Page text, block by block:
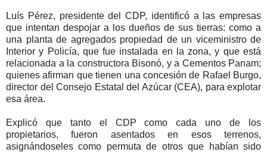
Luís Pérez, presidente del CDP, identificó a las empresas
que intentan despojar a los dueños de sus tierras: como a
una planta de agregados propiedad de un viceministro de
Interior y Policía, que fue instalada en la zona, y que está
relacionada a la constructora Bisonó, y a Cementos Panam;
quienes afirman que tienen una concesión de Rafael Burgo,
director del Consejo Estatal del Azúcar (CEA), para explotar
esa área.
Explicó que tanto el CDP como cada uno de los
propietarios, fueron asentados en esos terrenos,
asignándoseles como permuta de otros que habían sido